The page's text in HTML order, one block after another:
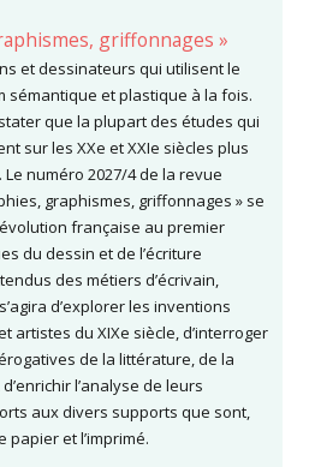
griffonnages »
et dessinateurs qui utilisent le
sémantique et plastique à la fois.
que la plupart des études qui
sur les XXe et XXIe siècles plus
numéro 2027/4 de la revue
graphismes, griffonnages » se
française au premier
du dessin et de l’écriture
des métiers d’écrivain,
d’explorer les inventions
artistes du XIXe siècle, d’interroger
de la littérature, de la
l’analyse de leurs
aux divers supports que sont,
papier et l’imprimé.